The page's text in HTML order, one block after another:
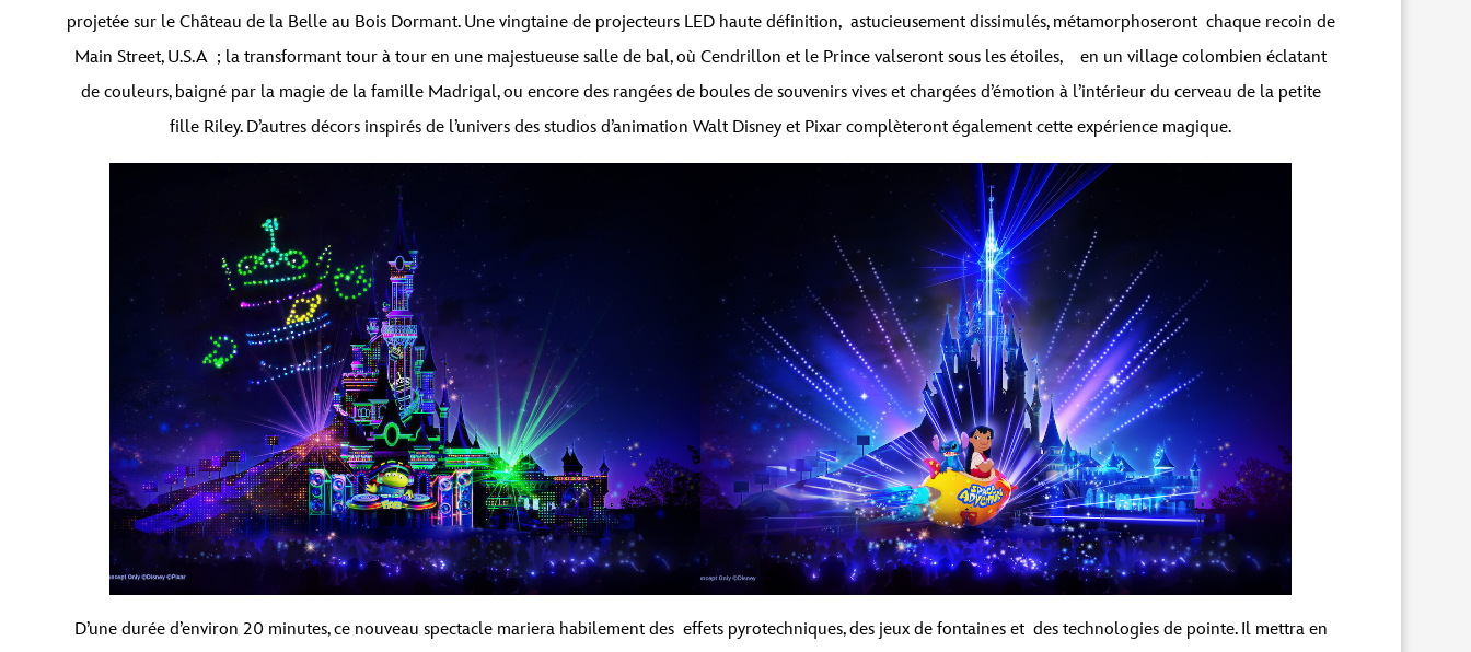
projetée sur le Château de la Belle au Bois Dormant. Une vingtaine de projecteurs LED haute définition, astucieusement dissimulés, métamorphoseront chaque recoin de
Main Street, U.S.A ; la transformant tour à tour en une majestueuse salle de bal, où Cendrillon et le Prince valseront sous les étoiles, en un village colombien éclatant
de couleurs, baigné par la magie de la famille Madrigal, ou encore des rangées de boules de souvenirs vives et chargées d’émotion à l’intérieur du cerveau de la petite
fille Riley. D’autres décors inspirés de l’univers des studios d’animation Walt Disney et Pixar complèteront également cette expérience magique.
D’une durée d’environ 20 minutes, ce nouveau spectacle mariera habilement des effets pyrotechniques, des jeux de fontaines et des technologies de pointe. Il mettra en